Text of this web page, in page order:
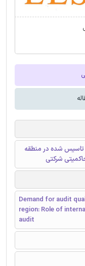
تاسیس شده در منطقه
Demand for audit
region: Role of
audit